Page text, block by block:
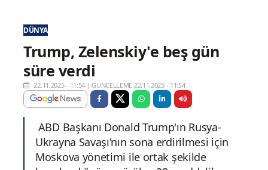
DÜNYA
Trump, Zelenskiy'e beş gün
süre verdi
22.11.2025 - 11:54 |GÜNCELLEME:22.11.2025 - 11:54
ABD Başkanı Donald Trump'ın Rusya-
Ukrayna Savaşı'nın sona erdirilmesi için
Moskova yönetimi ile ortak şekilde